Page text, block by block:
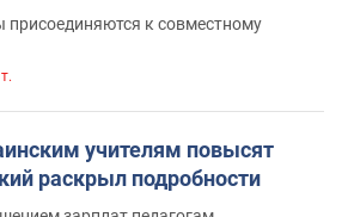
присоединяются к совместному
учителям повысят
раскрыл подробности